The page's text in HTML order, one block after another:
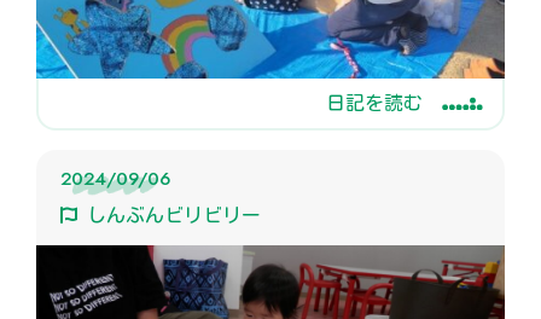
日記を読む
2024/09/06
しんぶんビリビリー